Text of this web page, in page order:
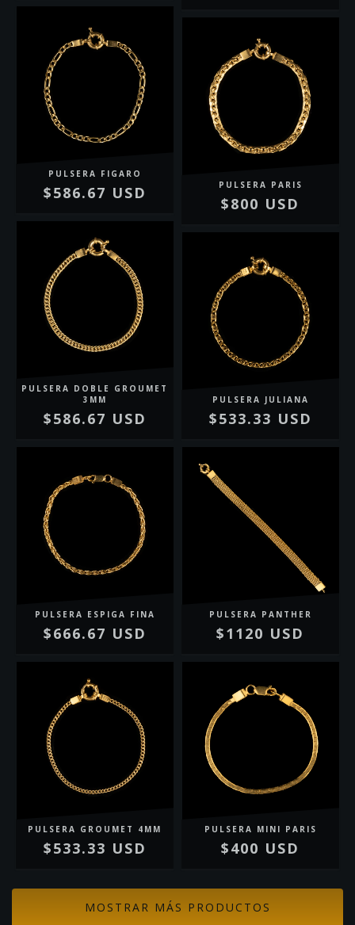
PULSERA FIGARO
$586.67 USD PULSERA PARIS
$800 USD
PULSERA DOBLE GROUMET
3MM
$586.67 USD
PULSERA JULIANA
$533.33 USD
PULSERA ESPIGA FINA
$666.67 USD
PULSERA PANTHER
$1120 USD
PULSERA GROUMET 4MM
$533.33 USD
PULSERA MINI PARIS
$400 USD
MOSTRAR MÁS PRODUCTOS